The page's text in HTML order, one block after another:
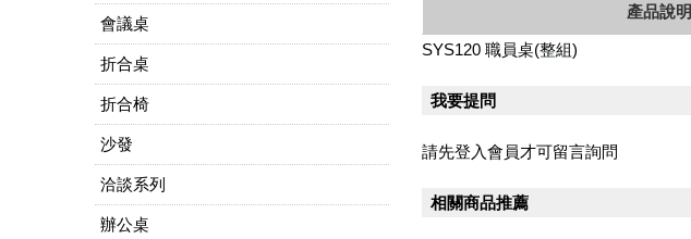
會議桌
折合桌
折合椅
沙發
洽談系列
辦公桌
產品說明
SYS120 職員桌(整組)
我要提問
請先登入會員才可留言詢問
相關商品推薦